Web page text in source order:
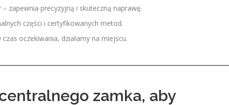
– zapewnia precyzyjną i skuteczną naprawę.
części i certyfikowanych metod.
oczekiwania, działamy na miejscu.
zamka, aby